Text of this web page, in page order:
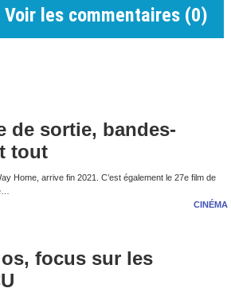
Voir les commentaires (0)
de sortie, bandes-
tout
Home, arrive fin 2021. C’est également le 27e film de
CINÉMA
focus sur les